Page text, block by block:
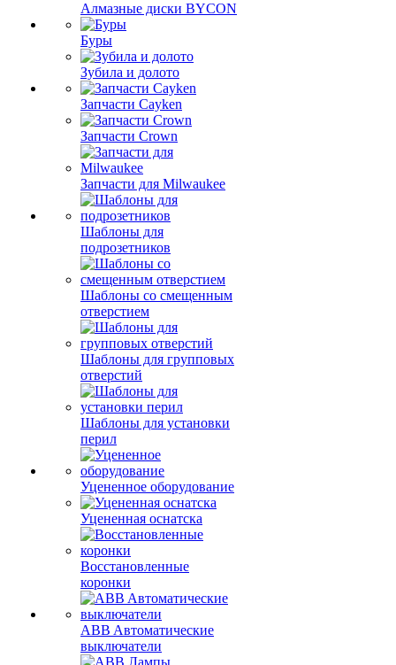
Алмазные диски BYCON
Буры
Зубила и долото
Запчасти Cayken
Запчасти Crown
Запчасти для Milwaukee
Шаблоны для
подрозетников
Шаблоны со смещенным
отверстием
Шаблоны для групповых
отверстий
Шаблоны для установки
перил
Уцененное оборудование
Уцененная оснатска
Восстановленные
коронки
ABB Aвтоматические
выключатели